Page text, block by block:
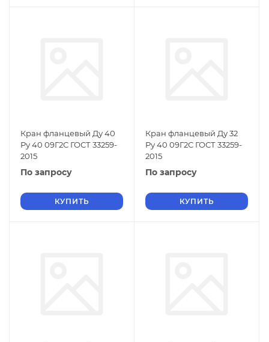
Кран фланцевый Ду 40
Ру 40 09Г2С ГОСТ 33259-
2015
По запросу
КУПИТЬ
Кран фланцевый Ду 32
Ру 40 09Г2С ГОСТ 33259-
2015
По запросу
КУПИТЬ